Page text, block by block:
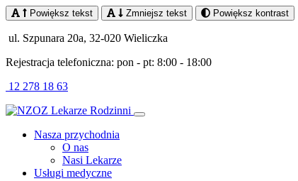
Powiększ tekst Zmniejsz tekst Powiększ kontrast
ul. Szpunara 20a, 32-020 Wieliczka
Rejestracja telefoniczna: pon - pt: 8:00 - 18:00
12 278 18 63
Nasza przychodnia
O nas
Nasi Lekarze
Usługi medyczne